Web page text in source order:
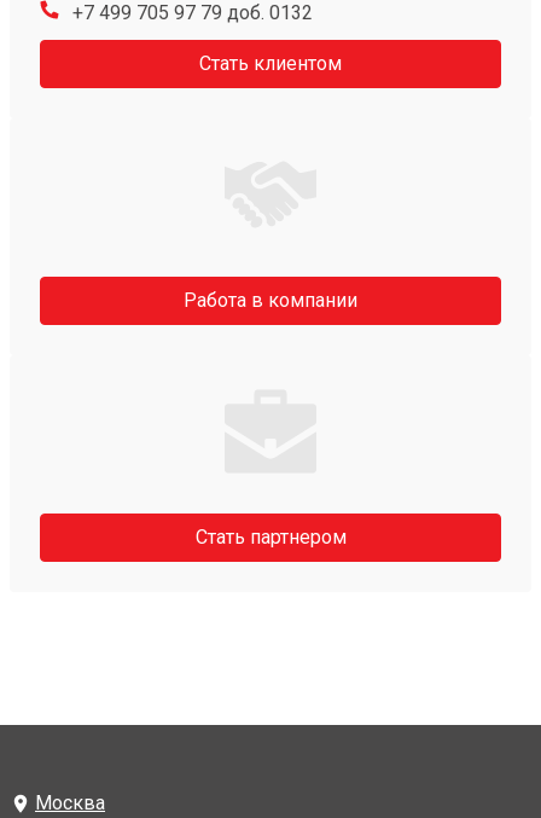
+7 499 705 97 79 доб. 0132
Стать клиентом
Работа в компании
Стать партнером
Москва